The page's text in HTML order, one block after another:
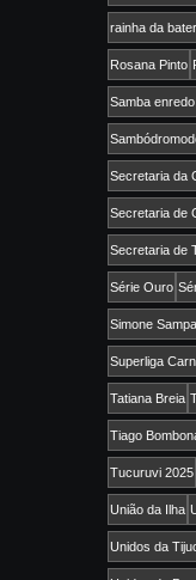
rainha da
Rosana Pinto
Samba
Secretaria da
Secretaria de
Secretaria de
Série Ouro
Simone
Superliga
Tatiana Breia
Tiago
Tucuruvi 2025
União da Ilha
Unidos da